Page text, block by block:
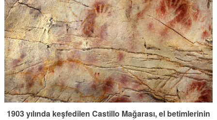
1903 yılında keşfedilen Castillo Mağarası, el betimlerinin